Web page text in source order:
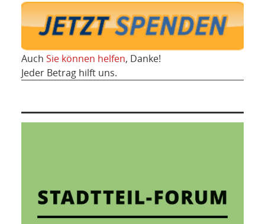
Auch Sie können helfen, Danke!
Jeder Betrag hilft uns.